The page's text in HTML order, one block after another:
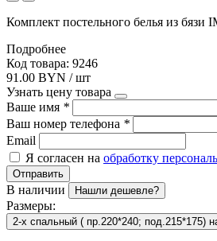
Комплект постельного белья из бязи
Подробнее
Код товара: 9246
91.00 BYN / шт
Узнать цену товара
Ваше имя *
Ваш номер телефона *
Email
Я согласен на обработку
Отправить
В наличии Нашли дешевле?
Размеры:
2-х спальный ( пр.220*240; под.215*175)